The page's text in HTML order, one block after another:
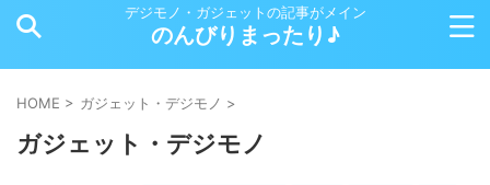
デジモノ・ガジェットの記事がメイン
のんびりまったり♪
HOME > ガジェット・デジモノ >
ガジェット・デジモノ